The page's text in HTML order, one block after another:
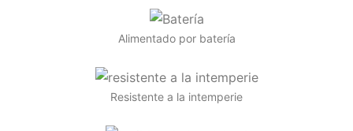
Alimentado por batería
Resistente a la intemperie